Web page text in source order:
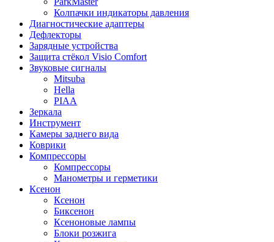
Колпачки индикаторы давления
Диагностические адаптеры
Дефлекторы
Зарядные устройства
Защита стёкол Visio Comfort
Звуковые сигналы
Mitsuba
Hella
PIAA
Зеркала
Инструмент
Камеры заднего вида
Коврики
Компрессоры
Компрессоры
Манометры и герметики
Ксенон
Ксенон
Биксенон
Ксеноновые лампы
Блоки розжига